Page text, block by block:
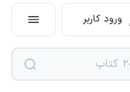
ورود کاربر